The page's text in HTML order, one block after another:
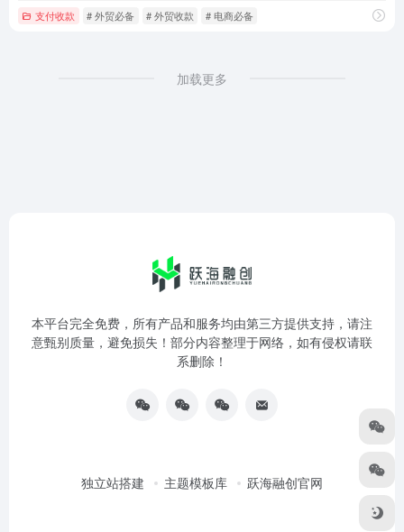
支付收款 # 外贸必备 # 外贸收款 # 电商必备
加载更多
本平台完全免费，所有产品和服务均由第三方提供支持，请注
意甄别质量，避免损失！部分内容整理于网络，如有侵权请联
系删除！
独立站搭建 主题模板库 跃海融创官网